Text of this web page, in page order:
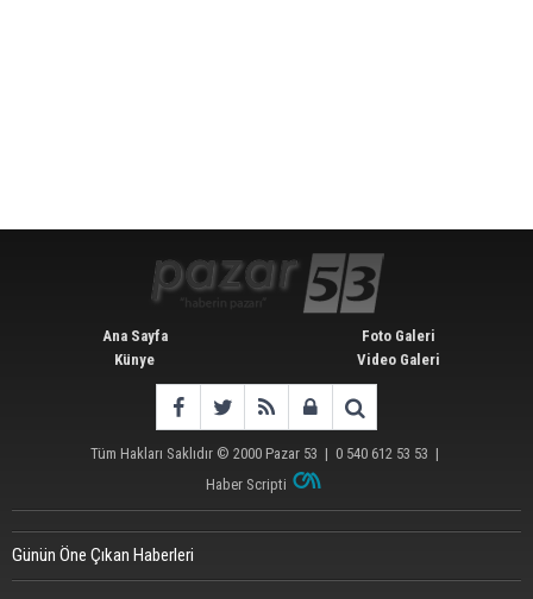
Ana Sayfa
Künye
Foto Galeri
Video Galeri
Tüm Hakları Saklıdır © 2000 Pazar 53 | 0 540 612 53 53 |
Haber Scripti
Günün Öne Çıkan Haberleri